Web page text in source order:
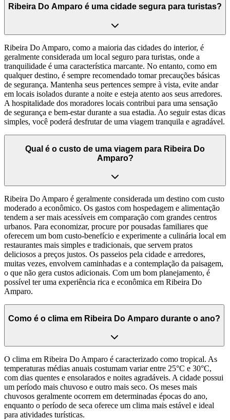
Ribeira Do Amparo é uma cidade segura para turistas?
Ribeira Do Amparo, como a maioria das cidades do interior, é
geralmente considerada um local seguro para turistas, onde a
tranquilidade é uma característica marcante. No entanto, como em
qualquer destino, é sempre recomendado tomar precauções básicas
de segurança. Mantenha seus pertences sempre à vista, evite andar
em locais isolados durante a noite e esteja atento aos seus arredores.
A hospitalidade dos moradores locais contribui para uma sensação
de segurança e bem-estar durante a sua estadia. Ao seguir estas dicas
simples, você poderá desfrutar de uma viagem tranquila e agradável.
Qual é o custo de uma viagem para Ribeira Do
Amparo?
Ribeira Do Amparo é geralmente considerada um destino com custo
moderado a econômico. Os gastos com hospedagem e alimentação
tendem a ser mais acessíveis em comparação com grandes centros
urbanos. Para economizar, procure por pousadas familiares que
oferecem um bom custo-benefício e experimente a culinária local em
restaurantes mais simples e tradicionais, que servem pratos
deliciosos a preços justos. Os passeios pela cidade e arredores,
muitas vezes, envolvem caminhadas e a contemplação da paisagem,
o que não gera custos adicionais. Com um bom planejamento, é
possível ter uma experiência rica e econômica em Ribeira Do
Amparo.
Como é o clima em Ribeira Do Amparo durante o ano?
O clima em Ribeira Do Amparo é caracterizado como tropical. As
temperaturas médias anuais costumam variar entre 25°C e 30°C,
com dias quentes e ensolarados e noites agradáveis. A cidade possui
um período mais chuvoso e outro mais seco. Os meses mais
chuvosos geralmente ocorrem em determinadas épocas do ano,
enquanto o período de seca oferece um clima mais estável e ideal
para atividades turísticas.